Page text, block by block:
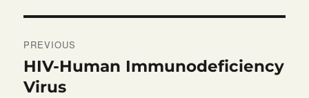
navigation
PREVIOUS
Previous
post:
HIV-Human Immunodeficiency
Virus